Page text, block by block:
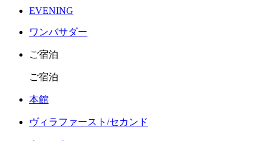
EVENING
ワンバサダー
ご宿泊
ご宿泊
本館
ヴィラファースト/セカンド